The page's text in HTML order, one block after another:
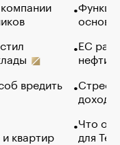
вредить
квартир
основ
ЕС
нефти
Что
для